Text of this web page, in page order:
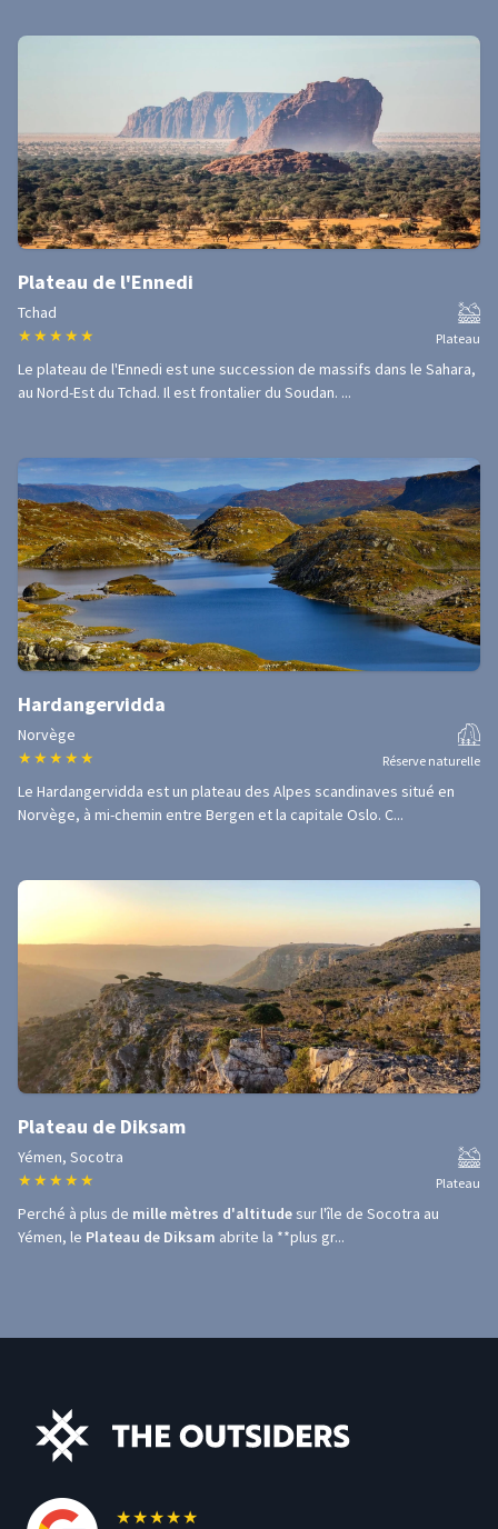
Plateau de l'Ennedi
Tchad
★ ★ ★ ★ ★ Plateau
Le plateau de l'Ennedi est une succession de massifs dans le Sahara,
au Nord-Est du Tchad. Il est frontalier du Soudan. ...
Hardangervidda
Norvège
★ ★ ★ ★ ★ Réserve naturelle
Le Hardangervidda est un plateau des Alpes scandinaves situé en
Norvège, à mi-chemin entre Bergen et la capitale Oslo. C...
Plateau de Diksam
Yémen, Socotra
★ ★ ★ ★ ★ Plateau
Perché à plus de mille mètres d'altitudesur l'île de Socotra au
Yémen, le Plateau de Diksam abrite la **plus gr...
★★★★★